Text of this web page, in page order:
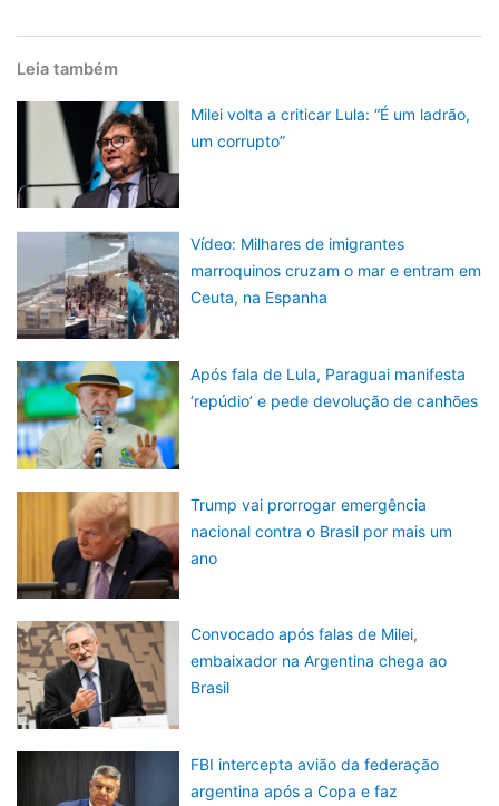
Leia também
Milei volta a criticar Lula: “É um ladrão,
um corrupto”
Vídeo: Milhares de imigrantes
marroquinos cruzam o mar e entram em
Ceuta, na Espanha
Após fala de Lula, Paraguai manifesta
‘repúdio’ e pede devolução de canhões
Trump vai prorrogar emergência
nacional contra o Brasil por mais um
ano
Convocado após falas de Milei,
embaixador na Argentina chega ao
Brasil
FBI intercepta avião da federação
argentina após a Copa e faz